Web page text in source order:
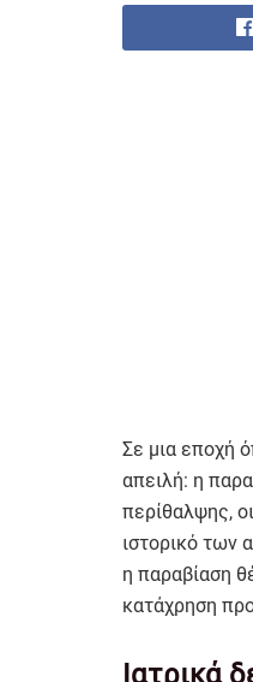
Σε μια εποχή
απειλή: η
περίθαλψης,
ιστορικό των
η παραβίαση
κατάχρηση
Ιατρικά